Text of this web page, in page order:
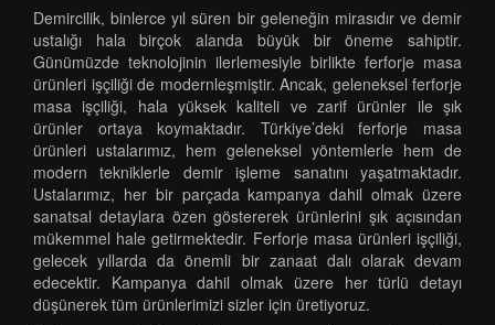
Demircilik, binlerce yıl süren bir geleneğin mirasıdır ve demir
ustalığı hala birçok alanda büyük bir öneme sahiptir.
Günümüzde teknolojinin ilerlemesiyle birlikte ferforje masa
ürünleri işçiliği de modernleşmiştir. Ancak, geleneksel ferforje
masa işçiliği, hala yüksek kaliteli ve zarif ürünler ile şık
ürünler ortaya koymaktadır. Türkiye’deki ferforje masa
ürünleri ustalarımız, hem geleneksel yöntemlerle hem de
modern tekniklerle demir işleme sanatını yaşatmaktadır.
Ustalarımız, her bir parçada kampanya dahil olmak üzere
sanatsal detaylara özen göstererek ürünlerini şık açısından
mükemmel hale getirmektedir. Ferforje masa ürünleri işçiliği,
gelecek yıllarda da önemli bir zanaat dalı olarak devam
edecektir. Kampanya dahil olmak üzere her türlü detayı
düşünerek tüm ürünlerimizi sizler için üretiyoruz.